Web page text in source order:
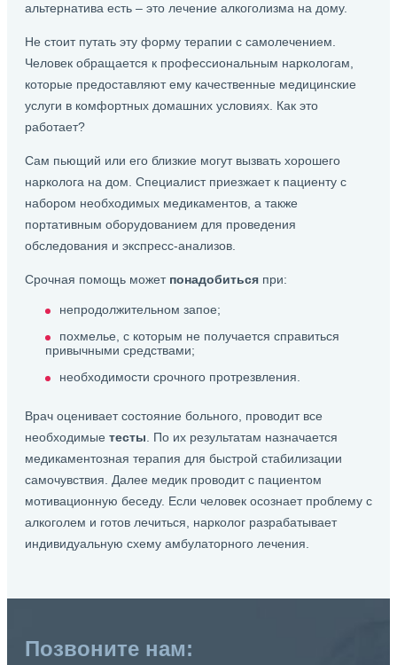
альтернатива есть – это лечение алкоголизма на дому.
Не стоит путать эту форму терапии с самолечением.
Человек обращается к профессиональным наркологам,
которые предоставляют ему качественные медицинские
услуги в комфортных домашних условиях. Как это
работает?
Сам пьющий или его близкие могут вызвать хорошего
нарколога на дом. Специалист приезжает к пациенту с
набором необходимых медикаментов, а также
портативным оборудованием для проведения
обследования и экспресс-анализов.
Срочная помощь может понадобиться при:
непродолжительном запое;
похмелье, с которым не получается справиться
привычными средствами;
необходимости срочного протрезвления.
Врач оценивает состояние больного, проводит все
необходимые тесты . По их результатам назначается
медикаментозная терапия для быстрой стабилизации
самочувствия. Далее медик проводит с пациентом
мотивационную беседу. Если человек осознает проблему с
алкоголем и готов лечиться, нарколог разрабатывает
индивидуальную схему амбулаторного лечения.
Позвоните нам: